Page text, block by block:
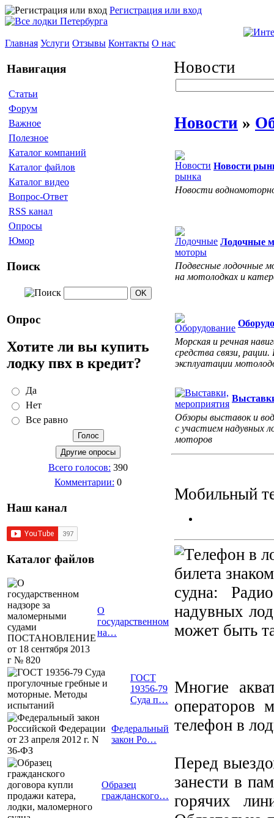
Регистрация или вход
Главная Услуги Отзывы Контакты О нас
Навигация
Статьи
Форум
Важное
Полезное
Каталог компаний
Каталог файлов
Каталог видео
Вопрос-Ответ
RSS канал
Опросы
Юмор
Поиск
Опрос
Хотите ли вы купить
лодку пвх в кредит?
Да
Нет
Все равно
Всего голосов: 390
Комментарии: 0
Наш канал
Каталог файлов
О
государственном
на…
ГОСТ
19356-79
Суда п…
Федеральный
закон Ро…
Образец
гражданского…
Новости
Новости »
Новости
Новости
Лодочные
Подвесные лодочные
на мотолодках и
Морская и речная
средства связи, рации.
эксплуатации
Обзоры выставок и
с участием надувных
моторов
Мобильный
билета
судна:
надувных
может быть
Многие
операторов
телефон в
Перед
занести в
горячих